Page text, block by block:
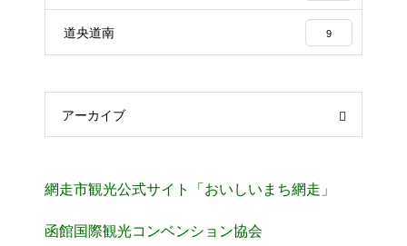
道央道南 9
アーカイブ
網走市観光公式サイト「おいしいまち網走」
函館国際観光コンベンション協会